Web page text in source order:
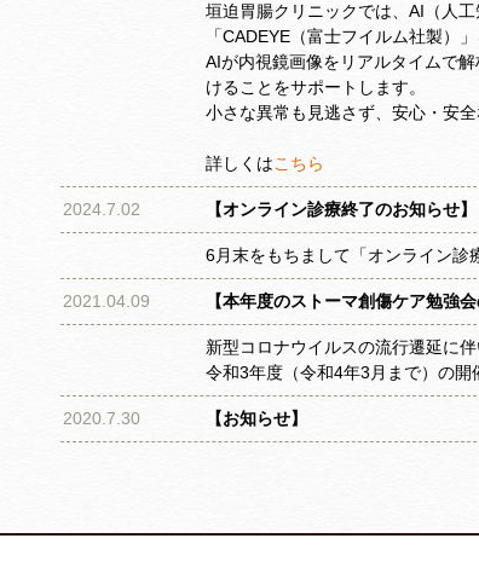
垣迫胃腸クリニックでは、AI（人
「CADEYE（富士フイルム社製）
AIが内視鏡画像をリアルタイムで
けることをサポートします。
小さな異常も見逃さず、安心・安全
詳しくはこちら
2024.7.02 【オンライン診療終了のお知らせ】
6月末をもちまして「オンライン診
2021.04.09 【本年度のストーマ創傷ケア勉強
新型コロナウイルスの流行遷延に伴
令和3年度（令和4年3月まで）の開
2020.7.30 【お知らせ】